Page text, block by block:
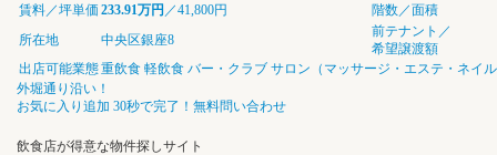
賃料／坪単価 233.91万円 ／41,800円
階数／面積
所在地
中央区銀座8
前テナント／
希望譲渡額
出店可能業態重飲食 軽飲食 バー・クラブ サロン（マッサージ・エステ・ネイ
外堀通り沿い！
お気に入り追加 30秒で完了！無料問い合わせ
飲食店が得意な物件探しサイト